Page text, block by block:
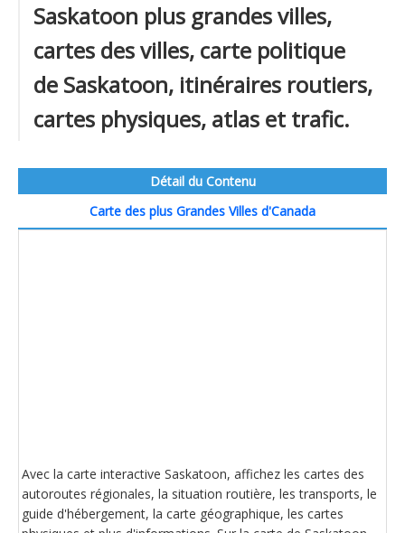
Saskatoon plus grandes villes,
cartes des villes, carte politique
de Saskatoon, itinéraires routiers,
cartes physiques, atlas et trafic.
Détail du Contenu
Carte des plus Grandes Villes d'Canada
Avec la carte interactive Saskatoon, affichez les cartes des
autoroutes régionales, la situation routière, les transports, le
guide d'hébergement, la carte géographique, les cartes